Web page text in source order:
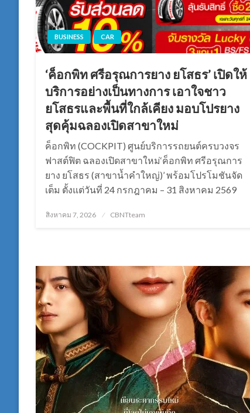
BUSINESS CAR
‘ค็อกพิท ศรีอรุณการยาง ยโสธร’ เปิดให้
บริการอย่างเป็นทางการ เอาใจชาว
ยโสธรและพื้นที่ใกล้เคียง มอบโปรยาง
สุดคุ้มฉลองเปิดสาขาใหม่
ค็อกพิท (COCKPIT) ศูนย์บริการรถยนต์ครบวงจร
ฟาสต์ฟิต ฉลองเปิดสาขาใหม่‘ค็อกพิท ศรีอรุณการ
ยาง ยโสธร (สาขาน้ำคำใหญ่)’ พร้อมโปรโมชันจัด
เต็ม ตั้งแต่วันที่ 24 กรกฎาคม – 31 สิงหาคม 2569
Posted
สิงหาคม 7, 2026 CBNTteam